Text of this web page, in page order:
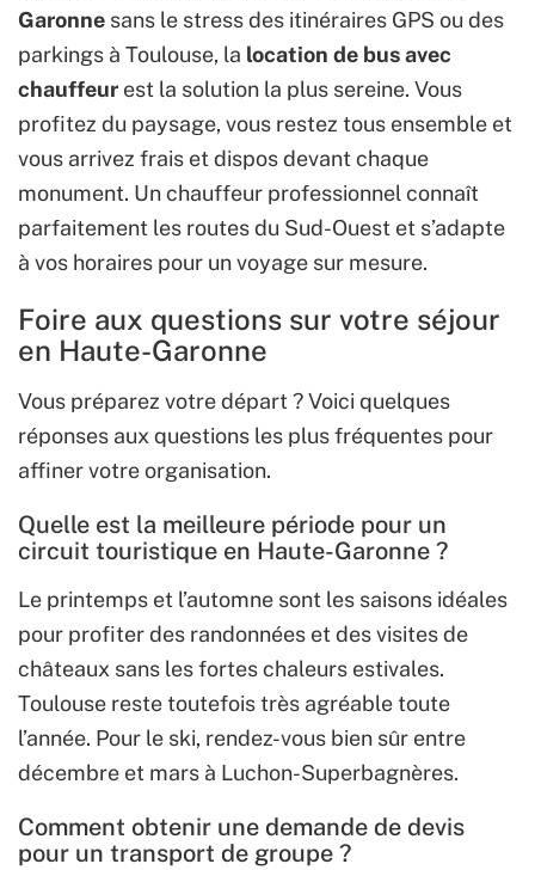
Garonne sans le stress des itinéraires GPS ou des
parkings à Toulouse, la location de bus avec
chauffeur est la solution la plus sereine. Vous
profitez du paysage, vous restez tous ensemble et
vous arrivez frais et dispos devant chaque
monument. Un chauffeur professionnel connaît
parfaitement les routes du Sud-Ouest et s’adapte
à vos horaires pour un voyage sur mesure.
Foire aux questions sur votre séjour
en Haute-Garonne
Vous préparez votre départ ? Voici quelques
réponses aux questions les plus fréquentes pour
affiner votre organisation.
Quelle est la meilleure période pour un
circuit touristique en Haute-Garonne ?
Le printemps et l’automne sont les saisons idéales
pour profiter des randonnées et des visites de
châteaux sans les fortes chaleurs estivales.
Toulouse reste toutefois très agréable toute
l’année. Pour le ski, rendez-vous bien sûr entre
décembre et mars à Luchon-Superbagnères.
Comment obtenir une demande de devis
pour un transport de groupe ?